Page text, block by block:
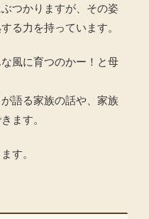
つかりますが、その姿
る力を持っています。
風に育つのかー！と母
語る家族の話や、家族
ます。
す。